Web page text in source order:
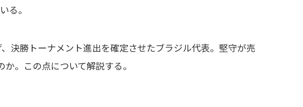
る。
決勝トーナメント進出を確定させたブラジル代表。堅守が売
。この点について解説する。